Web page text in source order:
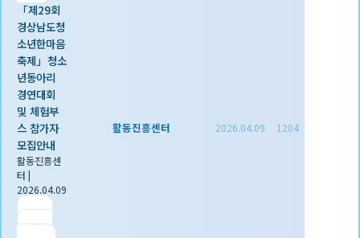
「제29회
경상남도청
소년한마음
축제」청소
년동아리
경연대회
및 체험부
스 참가자
모집안내
활동진흥센
터 |
2026.04.09
|
활동진흥센터 2026.04.09 1204